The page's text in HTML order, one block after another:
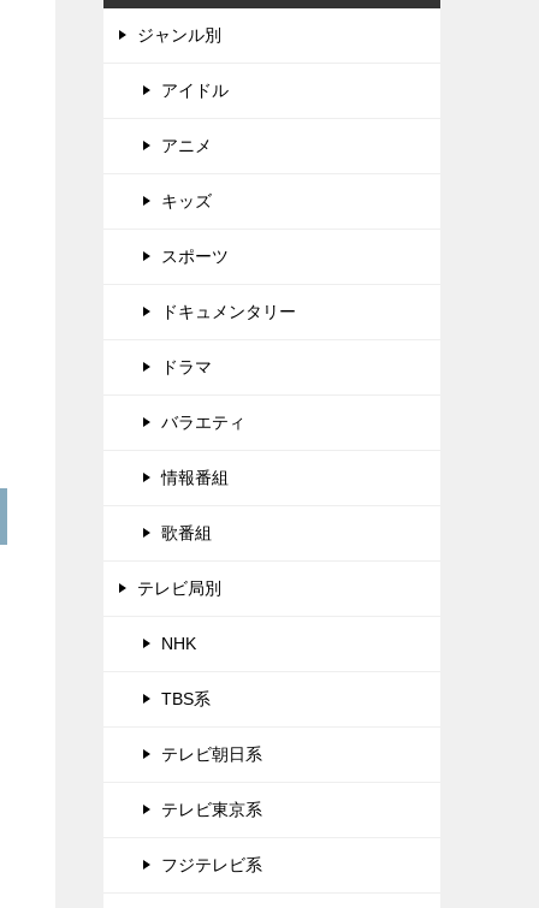
ジャンル別
アイドル
アニメ
キッズ
スポーツ
ドキュメンタリー
ドラマ
バラエティ
情報番組
歌番組
テレビ局別
NHK
TBS系
テレビ朝日系
テレビ東京系
フジテレビ系